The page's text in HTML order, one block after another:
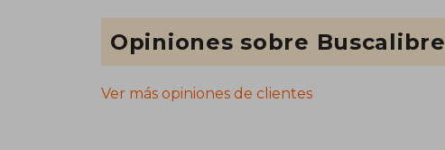
Opiniones sobre Buscalibre
Ver más opiniones de clientes